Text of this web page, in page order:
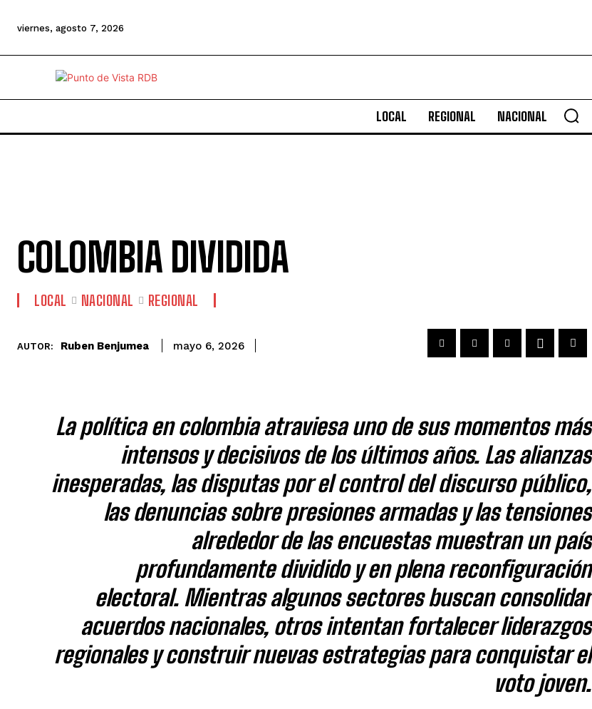
viernes, agosto 7, 2026
LOCAL REGIONAL NACIONAL
COLOMBIA DIVIDIDA
LOCAL NACIONAL REGIONAL
AUTOR: Ruben Benjumea mayo 6, 2026
La política en colombia atraviesa uno de sus momentos más
intensos y decisivos de los últimos años. Las alianzas
inesperadas, las disputas por el control del discurso público,
las denuncias sobre presiones armadas y las tensiones
alrededor de las encuestas muestran un país
profundamente dividido y en plena reconfiguración
electoral. Mientras algunos sectores buscan consolidar
acuerdos nacionales, otros intentan fortalecer liderazgos
regionales y construir nuevas estrategias para conquistar el
voto joven.